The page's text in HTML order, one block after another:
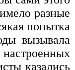
разные
попытка
вызывала
казались